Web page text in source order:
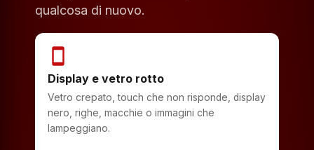
qualcosa di nuovo.
smartphone
Display e vetro rotto
Vetro crepato, touch che non risponde, display
nero, righe, macchie o immagini che
lampeggiano.